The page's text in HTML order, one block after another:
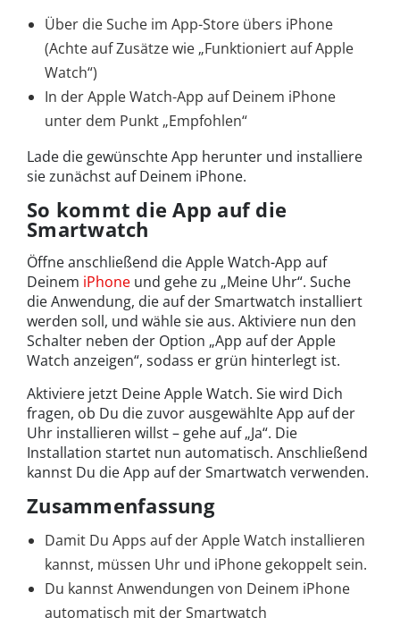
Über die Suche im App-Store übers iPhone
(Achte auf Zusätze wie „Funktioniert auf Apple
Watch“)
In der Apple Watch-App auf Deinem iPhone
unter dem Punkt „Empfohlen“
Lade die gewünschte App herunter und installiere
sie zunächst auf Deinem iPhone.
So kommt die App auf die
Smartwatch
Öffne anschließend die Apple Watch-App auf
Deinem iPhone und gehe zu „Meine Uhr“. Suche
die Anwendung, die auf der Smartwatch installiert
werden soll, und wähle sie aus. Aktiviere nun den
Schalter neben der Option „App auf der Apple
Watch anzeigen“, sodass er grün hinterlegt ist.
Aktiviere jetzt Deine Apple Watch. Sie wird Dich
fragen, ob Du die zuvor ausgewählte App auf der
Uhr installieren willst – gehe auf „Ja“. Die
Installation startet nun automatisch. Anschließend
kannst Du die App auf der Smartwatch verwenden.
Zusammenfassung
Damit Du Apps auf der Apple Watch installieren
kannst, müssen Uhr und iPhone gekoppelt sein.
Du kannst Anwendungen von Deinem iPhone
automatisch mit der Smartwatch